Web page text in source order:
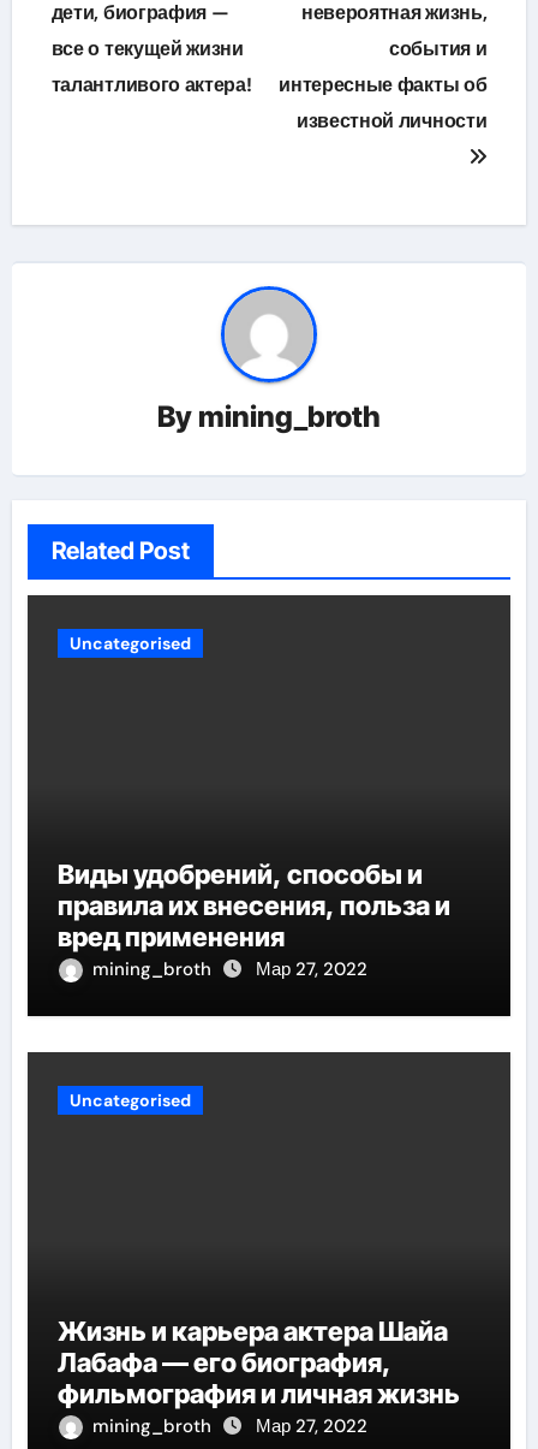
записям
дети, биография —
все о текущей жизни
талантливого актера!
невероятная жизнь,
события и
интересные факты об
известной личности
By mining_broth
Related Post
Uncategorised
Виды удобрений, способы и
правила их внесения, польза и
вред применения
mining_broth Мар 27, 2022
Uncategorised
Жизнь и карьера актера Шайа
Лабафа — его биография,
фильмография и личная жизнь
mining_broth Мар 27, 2022